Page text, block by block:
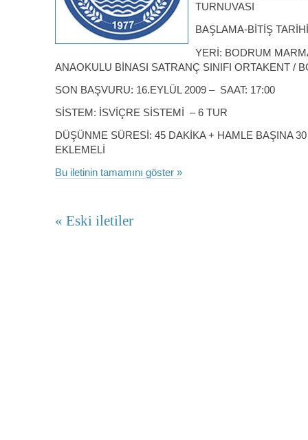
TURNUVASI
BAŞLAMA-BİTİŞ
YERİ: BODRUM
ANAOKULU BİNASI SATRANÇ SINIFI ORTAKENT /
SON BAŞVURU: 16.EYLÜL 2009 – SAAT: 17:00
SİSTEM: İSVİÇRE SİSTEMİ – 6 TUR
DÜŞÜNME SÜRESİ: 45 DAKİKA + HAMLE BAŞINA
EKLEMELİ
Bu iletinin tamamını göster »
« Eski iletiler